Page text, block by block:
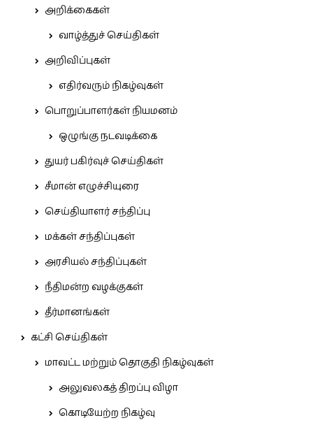
அறிக்கைகள்
வாழ்த்துச் செய்திகள்
அறிவிப்புகள்
எதிர்வரும் நிகழ்வுகள்
பொறுப்பாளர்கள் நியமனம்
ஒழுங்கு நடவடிக்கை
துயர் பகிர்வுச் செய்திகள்
சீமான் எழுச்சியுரை
செய்தியாளர் சந்திப்பு
மக்கள் சந்திப்புகள்
அரசியல் சந்திப்புகள்
நீதிமன்ற வழக்குகள்
தீர்மானங்கள்
கட்சி செய்திகள்
மாவட்ட மற்றும் தொகுதி நிகழ்வுகள்
அலுவலகத் திறப்பு விழா
கொடியேற்ற நிகழ்வு